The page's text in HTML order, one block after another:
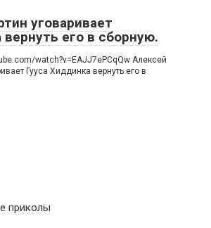
уговаривает
его в сборную.
watch?v=EAJJ7ePCqQw Алексей
Гууса Хиддинка вернуть его в
приколы